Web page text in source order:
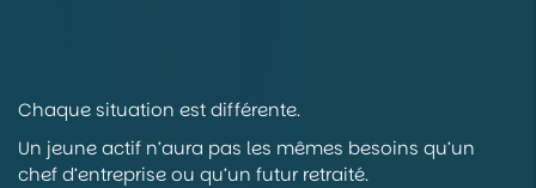
Chaque situation est différente.
Un jeune actif n’aura pas les mêmes besoins qu’un
chef d’entreprise ou qu’un futur retraité.